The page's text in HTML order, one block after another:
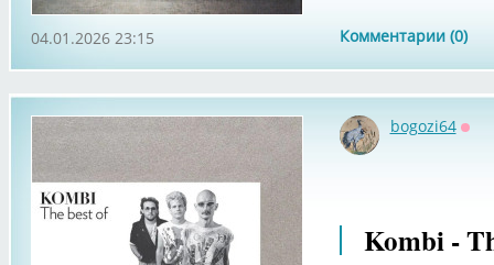
Комментарии (0)
04.01.2026 23:15
bogozi64
Kombi -